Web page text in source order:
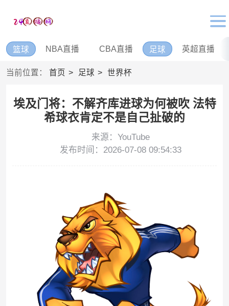
篮球 NBA直播 CBA直播 足球 英超直播
当前位置： 首页 足球 世界杯
埃及门将：不解齐库进球为何被吹 法特
希球衣肯定不是自己扯破的
来源：YouTube
发布时间：2026-07-08 09:54:33